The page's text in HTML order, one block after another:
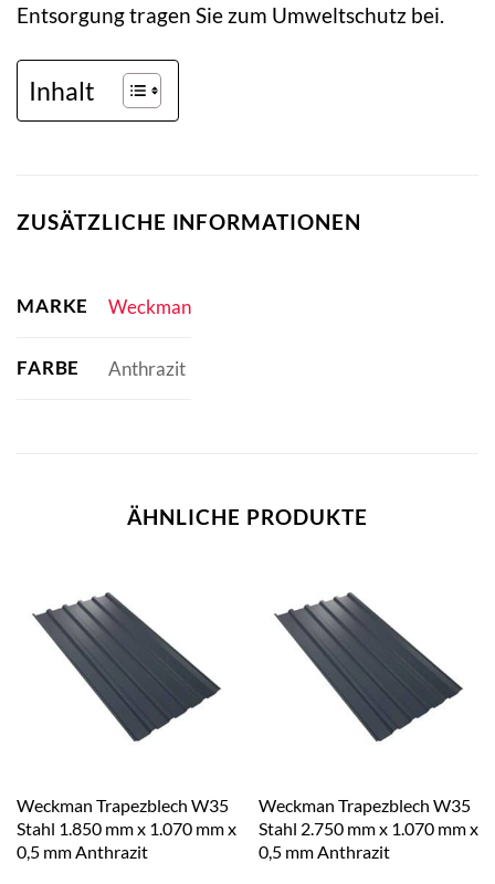
Entsorgung tragen Sie zum Umweltschutz bei.
Inhalt
ZUSÄTZLICHE INFORMATIONEN
MARKE Weckman
FARBE Anthrazit
ÄHNLICHE PRODUKTE
Weckman Trapezblech W35
Stahl 1.850 mm x 1.070 mm x
0,5 mm Anthrazit
Weckman Trapezblech W35
Stahl 2.750 mm x 1.070 mm x
0,5 mm Anthrazit